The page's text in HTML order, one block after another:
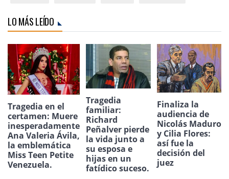
LO MÁS LEÍDO
Tragedia en el
certamen: Muere
inesperadamente
Ana Valeria Ávila,
la emblemática
Miss Teen Petite
Venezuela.
Tragedia
familiar:
Richard
Peñalver pierde
la vida junto a
su esposa e
hijas en un
fatídico suceso.
Finaliza la
audiencia de
Nicolás Maduro
y Cilia Flores:
así fue la
decisión del
juez